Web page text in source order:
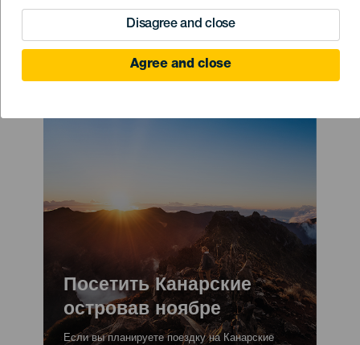
Disagree and close
Agree and close
все получится. Что же привело
именно вас?
Посетить Канарские
островав ноябре
Texto
Если вы планируете поездку на Канарские